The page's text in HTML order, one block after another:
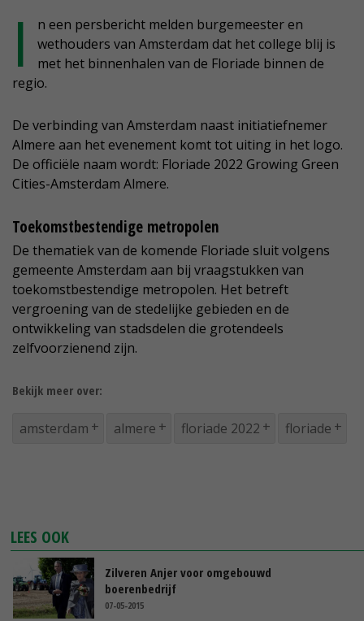
I
n een persbericht melden burgemeester en
wethouders van Amsterdam dat het college blij is
met het binnenhalen van de Floriade binnen de
regio.
De verbinding van Amsterdam naast initiatiefnemer
Almere aan het evenement komt tot uiting in het logo.
De officiële naam wordt: Floriade 2022 Growing Green
Cities-Amsterdam Almere.
Toekomstbestendige metropolen
De thematiek van de komende Floriade sluit volgens
gemeente Amsterdam aan bij vraagstukken van
toekomstbestendige metropolen. Het betreft
vergroening van de stedelijke gebieden en de
ontwikkeling van stadsdelen die grotendeels
zelfvoorzienend zijn.
Bekijk meer over:
amsterdam almere floriade 2022 floriade
LEES OOK
Zilveren Anjer voor omgebouwd
boerenbedrijf
07-05-2015